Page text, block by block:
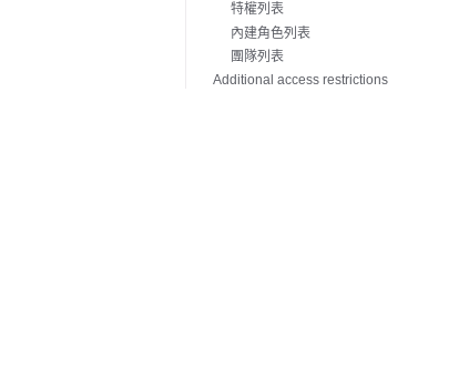
特權列表
內建角色列表
團隊列表
Additional access restrictions